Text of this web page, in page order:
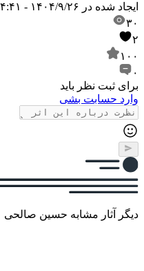
ایجاد شده در ۱۴۰۴/۹/۲۶ - ۴:۴۱
۳۰
۲
۱۰۰
۰
برای ثبت نظر باید
وارد حسابت بشی
دیگر آثار مشابه حسین صالحی